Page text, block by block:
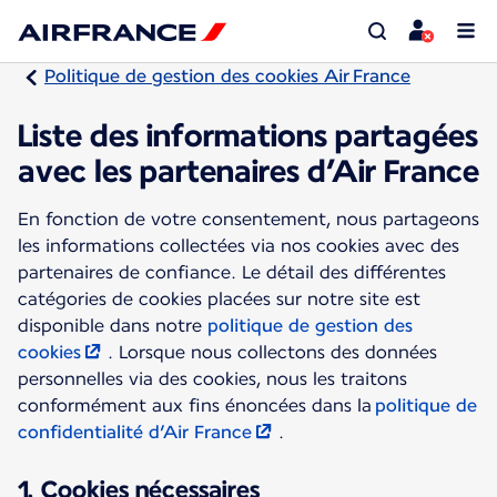
Politique de gestion des cookies Air France
Liste des informations partagées
avec les partenaires d’Air France
En fonction de votre consentement, nous partageons
les informations collectées via nos cookies avec des
partenaires de confiance. Le détail des différentes
catégories de cookies placées sur notre site est
disponible dans notre politique de gestion des
cookies
. Lorsque nous collectons des données
personnelles via des cookies, nous les traitons
conformément aux fins énoncées dans la politique de
confidentialité d’Air France
.
1. Cookies nécessaires